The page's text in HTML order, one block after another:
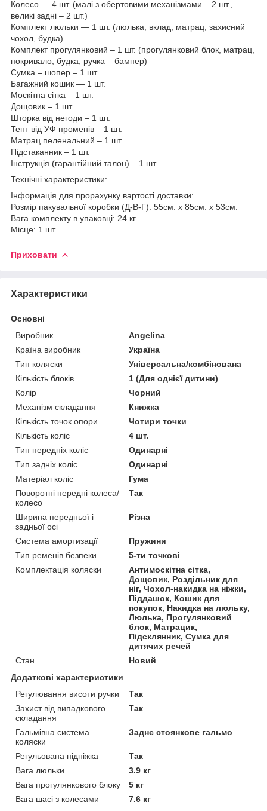
Колесо — 4 шт. (малі з обертовими механізмами – 2 шт.,
великі задні – 2 шт.)
Комплект люльки — 1 шт. (люлька, вклад, матрац, захисний
чохол, будка)
Комплект прогулянковий – 1 шт. (прогулянковий блок, матрац,
покривало, будка, ручка – бампер)
Сумка – шопер – 1 шт.
Багажний кошик — 1 шт.
Москітна сітка – 1 шт.
Дощовик – 1 шт.
Шторка від негоди – 1 шт.
Тент від УФ променів – 1 шт.
Матрац пеленальний – 1 шт.
Підстаканник – 1 шт.
Інструкція (гарантійний талон) – 1 шт.
Технічні характеристики:
Інформація для прорахунку вартості доставки:
Розмір пакувальної коробки (Д-В-Г): 55см. х 85см. х 53см.
Вага комплекту в упаковці: 24 кг.
Місце: 1 шт.
Приховати
Характеристики
Основні
Виробник
Angelina
Країна виробник
Україна
Тип коляски
Універсальна/комбінована
Кількість блоків
1 (Для однієї дитини)
Колір
Чорний
Механізм складання
Книжка
Кількість точок опори
Чотири точки
Кількість коліс
4 шт.
Тип передніх коліс
Одинарні
Тип задніх коліс
Одинарні
Матеріал коліс
Гума
Поворотні передні колеса/
колесо
Так
Ширина передньої і
задньої осі
Різна
Система амортизації
Пружини
Тип ременів безпеки
5-ти точкові
Комплектація коляски
Антимоскітна сітка,
Дощовик, Роздільник для
ніг, Чохол-накидка на ніжки,
Піддашок, Кошик для
покупок, Накидка на люльку,
Люлька, Прогулянковий
блок, Матрацик,
Підсклянник, Сумка для
дитячих речей
Стан
Новий
Додаткові характеристики
Регулювання висоти ручки
Так
Захист від випадкового
складання
Так
Гальмівна система
коляски
Заднє стоянкове гальмо
Регульована підніжка
Так
Вага люльки
3.9 кг
Вага прогулянкового блоку
5 кг
Вага шасі з колесами
7.6 кг